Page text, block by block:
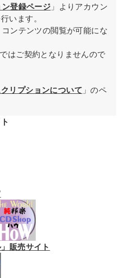
登録ページ 」よりアカウン
います。
ンテンツの閲覧が可能にな
はご契約となりませんので
リプションについて 」のペ
販売サイト